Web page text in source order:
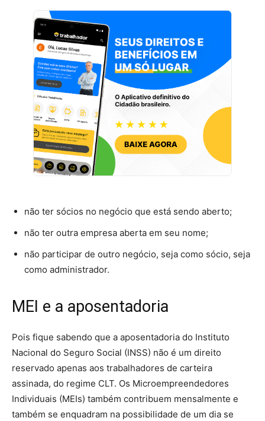
não ter sócios no negócio que está sendo aberto;
não ter outra empresa aberta em seu nome;
não participar de outro negócio, seja como sócio, seja
como administrador.
MEI e a aposentadoria
Pois fique sabendo que a aposentadoria do Instituto
Nacional do Seguro Social (INSS) não é um direito
reservado apenas aos trabalhadores de carteira
assinada, do regime CLT. Os Microempreendedores
Individuais (MEIs) também contribuem mensalmente e
também se enquadram na possibilidade de um dia se